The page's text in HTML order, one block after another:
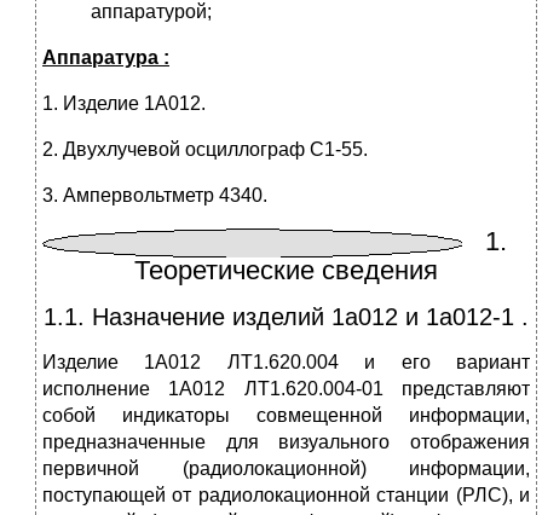
аппаратурой;
Аппаратура :
1. Изделие 1А012.
2. Двухлучевой осциллограф С1-55.
3. Ампервольтметр 4340.
1.
Теоретические сведения
1.1. Назначение изделий 1а012 и 1а012-1 .
Изделие 1А012 ЛТ1.620.004 и его вариант
исполнение 1А012 ЛТ1.620.004-01 представляют
собой индикаторы совмещенной информации,
предназначенные для визуального отображения
первичной (радиолокационной) информации,
поступающей от радиолокационной станции (РЛС), и